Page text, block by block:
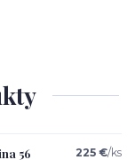
56
225 €/ks